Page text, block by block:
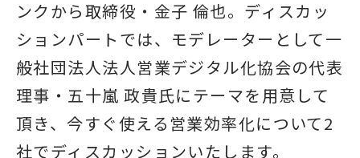
ンクから取締役・金子 倫也。ディスカッ
ションパートでは、モデレーターとして一
般社団法人法人営業デジタル化協会の代表
理事・五十嵐 政貴氏にテーマを用意して
頂き、今すぐ使える営業効率化について2
社でディスカッションいたします。